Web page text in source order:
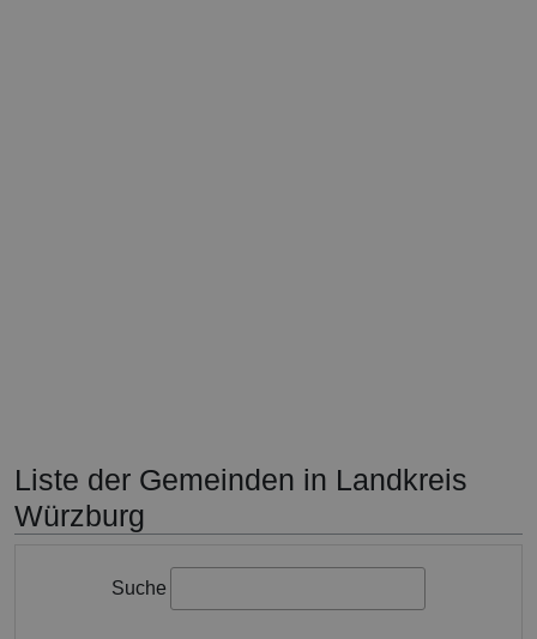
Liste der Gemeinden in Landkreis
Würzburg
Suche